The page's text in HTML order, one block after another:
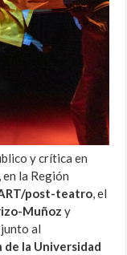
y crítica en
en la Región
post-teatro, el
Muñoz y
junto al
la Universidad